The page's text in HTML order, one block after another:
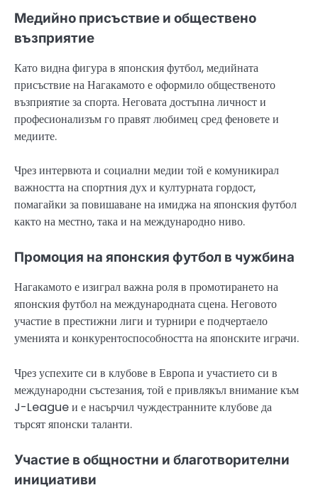
Медийно присъствие и обществено
възприятие
Като видна фигура в японския футбол, медийната
присъствие на Нагакамото е оформило общественото
възприятие за спорта. Неговата достъпна личност и
професионализъм го правят любимец сред феновете и
медиите.
Чрез интервюта и социални медии той е комуникирал
важността на спортния дух и културната гордост,
помагайки за повишаване на имиджа на японския футбол
както на местно, така и на международно ниво.
Промоция на японския футбол в чужбина
Нагакамото е изиграл важна роля в промотирането на
японския футбол на международната сцена. Неговото
участие в престижни лиги и турнири е подчертаело
уменията и конкурентоспособността на японските играчи.
Чрез успехите си в клубове в Европа и участието си в
международни състезания, той е привлякъл внимание към
J-League и е насърчил чуждестранните клубове да
търсят японски таланти.
Участие в общностни и благотворителни
инициативи